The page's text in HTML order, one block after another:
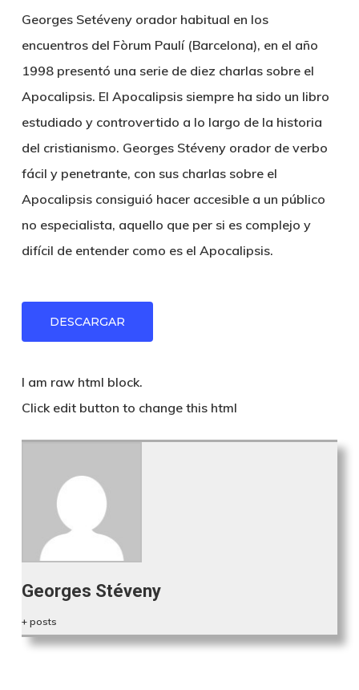
Georges Setéveny orador habitual en los
encuentros del Fòrum Paulí (Barcelona), en el año
1998 presentó una serie de diez charlas sobre el
Apocalipsis. El Apocalipsis siempre ha sido un libro
estudiado y controvertido a lo largo de la historia
del cristianismo. Georges Stéveny orador de verbo
fácil y penetrante, con sus charlas sobre el
Apocalipsis consiguió hacer accesible a un público
no especialista, aquello que per si es complejo y
difícil de entender como es el Apocalipsis.
DESCARGAR
I am raw html block.
Click edit button to change this html
Georges Stéveny
+ posts